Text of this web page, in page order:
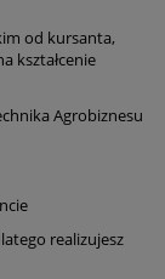
od kursanta,
kształcenie
Agrobiznesu
realizujesz